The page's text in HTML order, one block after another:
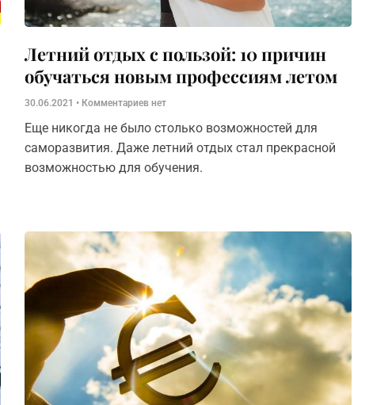
Летний отдых с пользой: 10 причин
обучаться новым профессиям летом
30.06.2021 Комментариев нет
Еще никогда не было столько возможностей для
саморазвития. Даже летний отдых стал прекрасной
возможностью для обучения.